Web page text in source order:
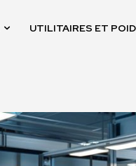
UTILITAIRES ET